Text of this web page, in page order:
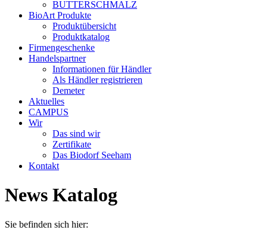
BUTTERSCHMALZ
BioArt Produkte
Produktübersicht
Produktkatalog
Firmengeschenke
Handelspartner
Informationen für Händler
Als Händler registrieren
Demeter
Aktuelles
CAMPUS
Wir
Das sind wir
Zertifikate
Das Biodorf Seeham
Kontakt
News Katalog
Sie befinden sich hier: